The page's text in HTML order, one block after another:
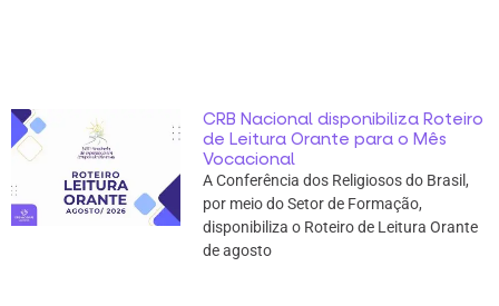
CRB Nacional disponibiliza Roteiro
de Leitura Orante para o Mês
Vocacional
A Conferência dos Religiosos do Brasil,
por meio do Setor de Formação,
disponibiliza o Roteiro de Leitura Orante
de agosto